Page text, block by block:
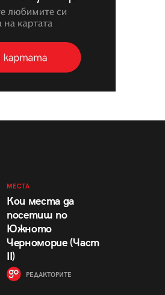
МЕСТА
Кои места да
посетиш по
Южното
Черноморие (Част
II)
РЕДАКТОРИТЕ